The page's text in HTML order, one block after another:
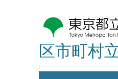
区市町村